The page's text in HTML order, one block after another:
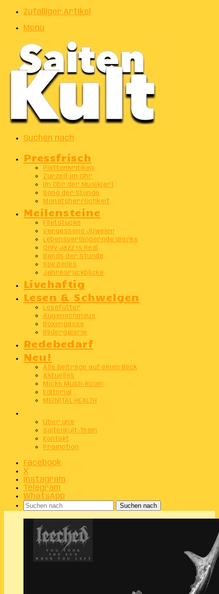
Zufälliger Artikel
Menu
Suchen nach
Pressfrisch
Plattenkritiken
Zurzeit im Ohr
Im Ohr der Musik(er)
Song der Stunde
Monatsherrlichkeit
Meilensteine
Filetstücke
Vergessene Juwelen
Lebensverlängernde Werke
Only Jazz Is Real
Bands der Stunde
Spezielles
Jahresrückblicke
Livehaftig
Lesen & Schwelgen
Lesefutter
Augenschmaus
Boxengasse
Bildergalerie
Redebedarf
Neu!
Alle Beiträge auf einen Blick
Aktuelles
Micks Mush-Room
Editorial
ME(N)TAL HEALTH
Über uns
SaitenKult-Team
Kontakt
Promotion
Facebook
X
Instagram
Telegram
WhatsApp
Suchen nach